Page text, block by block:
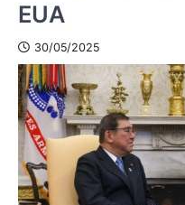
EUA
30/05/2025